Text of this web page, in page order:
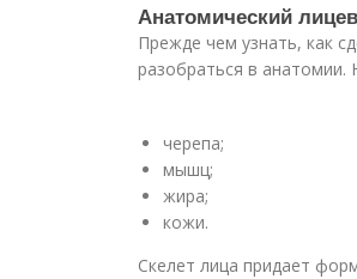
Анатомический
Прежде чем узнать, как
разобраться в анатомии.
черепа;
мышц;
жира;
кожи.
Скелет лица придает